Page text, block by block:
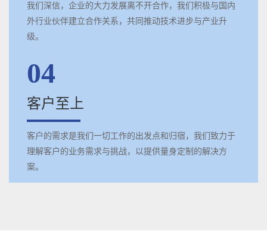
我们深信，企业的大力发展离不开合作，我们积极与国内
外行业伙伴建立合作关系，共同推动技术进步与产业升
级。
04
客户至上
客户的需求是我们一切工作的出发点和归宿，我们致力于
理解客户的业务需求与挑战，以提供量身定制的解决方
案。